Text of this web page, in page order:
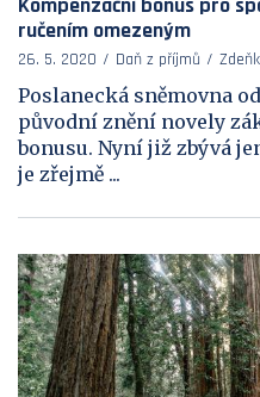
ručením omezeným
26. 5. 2020 Daň z příjmů
Poslanecká sněmovna
původní znění novely
bonusu. Nyní již zbývá
je zřejmě ...